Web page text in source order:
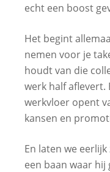
echt een boost
Het begint
nemen voor je
houdt van die
werk half aflevert.
werkvloer opent
kansen en
En laten we
een baan waar